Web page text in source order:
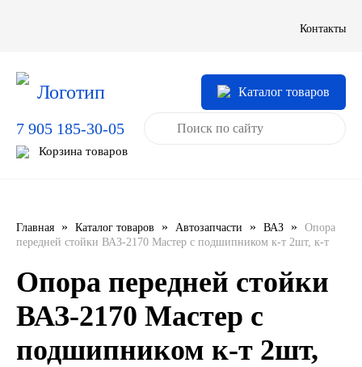
Контакты
MANNOL
OIL RIGHT
REPSOL
SHELL
Каталог товаров
7 905 185-30-05
Корзина товаров
Главная » Каталог товаров » Автозапчасти » ВАЗ »
Опора
передней стойки ВАЗ-2170 Мастер с подшипником к-т 2шт, к-т
Опора передней стойки
ВАЗ-2170 Мастер с
подшипником к-т 2шт,